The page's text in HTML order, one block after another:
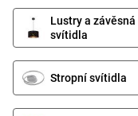
Lustry a závěsná
svítidla
Stropní svítidla